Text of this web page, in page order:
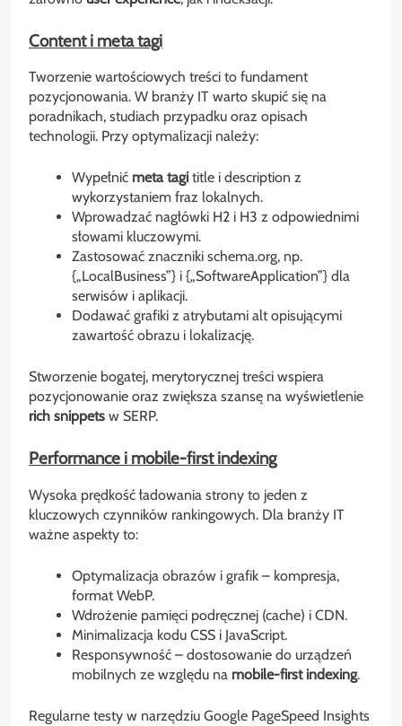
Content i meta tagi
Tworzenie wartościowych treści to fundament
pozycjonowania. W branży IT warto skupić się na
poradnikach, studiach przypadku oraz opisach
technologii. Przy optymalizacji należy:
Wypełnić meta tagi title i description z
wykorzystaniem fraz lokalnych.
Wprowadzać nagłówki H2 i H3 z odpowiednimi
słowami kluczowymi.
Zastosować znaczniki schema.org, np.
{„LocalBusiness”} i {„SoftwareApplication”} dla
serwisów i aplikacji.
Dodawać grafiki z atrybutami alt opisującymi
zawartość obrazu i lokalizację.
Stworzenie bogatej, merytorycznej treści wspiera
pozycjonowanie oraz zwiększa szansę na wyświetlenie
rich snippets w SERP.
Performance i mobile-first indexing
Wysoka prędkość ładowania strony to jeden z
kluczowych czynników rankingowych. Dla branży IT
ważne aspekty to:
Optymalizacja obrazów i grafik – kompresja,
format WebP.
Wdrożenie pamięci podręcznej (cache) i CDN.
Minimalizacja kodu CSS i JavaScript.
Responsywność – dostosowanie do urządzeń
mobilnych ze względu na mobile-first indexing.
Regularne testy w narzędziu Google PageSpeed Insights